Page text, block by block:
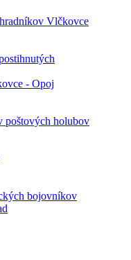
Vlčkovce
- Opoj
poštových holubov
bojovníkov